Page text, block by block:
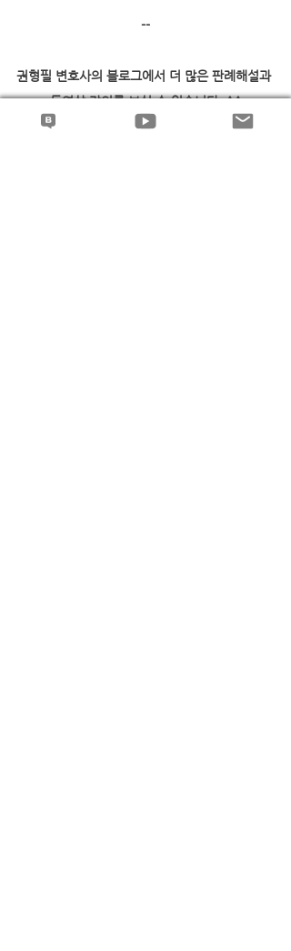
--
권형필 변호사의 블로그에서 더 많은 판례해설과
동영상 강의를 보실 수 있습니다..^^